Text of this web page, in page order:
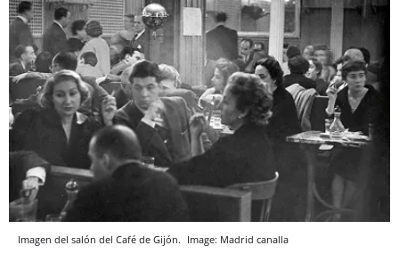
Imagen del salón del Café de Gijón. Image: Madrid canalla